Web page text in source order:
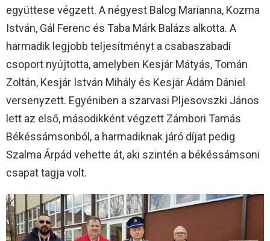
együttese végzett. A négyest Balog Marianna, Kozma
István, Gál Ferenc és Taba Márk Balázs alkotta. A
harmadik legjobb teljesítményt a csabaszabadi
csoport nyújtotta, amelyben Kesjár Mátyás, Tomán
Zoltán, Kesjár István Mihály és Kesjár Ádám Dániel
versenyzett. Egyéniben a szarvasi Pljesovszki János
lett az első, másodikként végzett Zámbori Tamás
Békéssámsonból, a harmadiknak járó díjat pedig
Szalma Árpád vehette át, aki szintén a békéssámsoni
csapat tagja volt.